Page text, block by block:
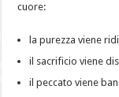
cuore:
la purezza viene
il sacrificio viene
il peccato viene